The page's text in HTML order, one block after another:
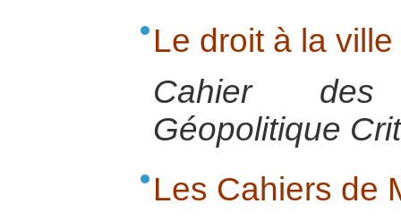
Le droit à la ville
Cahier
Géopolitique
Les Cahiers de